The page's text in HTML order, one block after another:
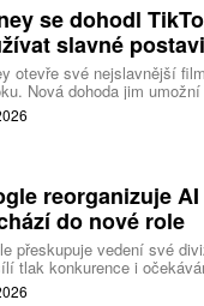
se dohodl
slavné
otevře své nejslavnější
Nová dohoda jim
studia a sdílet vlastní
reorganizuje
do nové role
přeskupuje vedení své
tlak konkurence i
každodenní řízení